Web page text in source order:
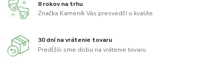
8 rokov na trhu
Značka Kameník Vás presvedčí o kvalite
30 dní na vrátenie tovaru
Predĺžili sme dobu na vrátenie tovaru